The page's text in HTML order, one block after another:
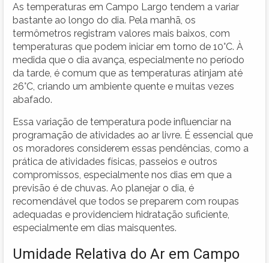
As temperaturas em Campo Largo tendem a variar
bastante ao longo do dia. Pela manhã, os
termômetros registram valores mais baixos, com
temperaturas que podem iniciar em torno de 10°C. À
medida que o dia avança, especialmente no período
da tarde, é comum que as temperaturas atinjam até
26°C, criando um ambiente quente e muitas vezes
abafado.
Essa variação de temperatura pode influenciar na
programação de atividades ao ar livre. É essencial que
os moradores considerem essas pendências, como a
prática de atividades físicas, passeios e outros
compromissos, especialmente nos dias em que a
previsão é de chuvas. Ao planejar o dia, é
recomendável que todos se preparem com roupas
adequadas e providenciem hidratação suficiente,
especialmente em dias maisquentes.
Umidade Relativa do Ar em Campo